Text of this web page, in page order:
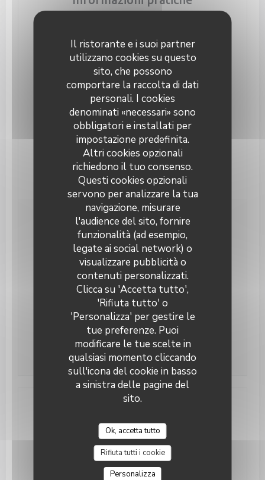
Il ristorante e i suoi partner
utilizzano cookies su questo
sito, che possono
comportare la raccolta di dati
personali. I cookies
denominati «necessari» sono
obbligatori e installati per
impostazione predefinita.
Altri cookies opzionali
richiedono il tuo consenso.
Questi cookies opzionali
servono per analizzare la tua
navigazione, misurare
l'audience del sito, fornire
funzionalità (ad esempio,
legate ai social network) o
visualizzare pubblicità o
contenuti personalizzati.
Clicca su 'Accetta tutto',
'Rifiuta tutto' o
'Personalizza' per gestire le
tue preferenze. Puoi
modificare le tue scelte in
qualsiasi momento cliccando
sull'icona del cookie in basso
a sinistra delle pagine del
sito.
Ok, accetta tutto
Rifiuta tutti i cookie
Personalizza
Tipologia
Bistro cucina moderna e autentica, Estaminet,
Ristorante Pizzeria, Birreria
Servizi
Gruppi, Takeaways, Parcheggio, Terrazzo,
Privatizzazione
Metodo di pagamento
Eurocard / Mastercard, Titoli Restaurant, Contanti,
Maestro, Visa, Buoni vacanza, Bancomat
Orari
12:00 - 14:00 • 19:00 - 22:00
Sab 12:00 - 14:00 • 19:00 - 23:00
RIHOUR ou GARE LILLE FLANDRES
Station 169 JEMMAPES